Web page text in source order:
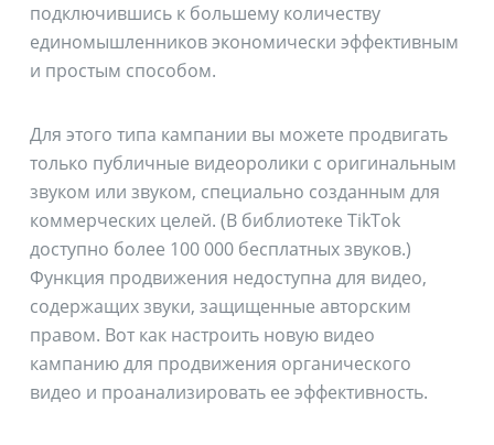
подключившись к большему количеству
единомышленников экономически эффективным
и простым способом.
Для этого типа кампании вы можете продвигать
только публичные видеоролики с оригинальным
звуком или звуком, специально созданным для
коммерческих целей. (В библиотеке TikTok
доступно более 100 000 бесплатных звуков.)
Функция продвижения недоступна для видео,
содержащих звуки, защищенные авторским
правом. Вот как настроить новую видео
кампанию для продвижения органического
видео и проанализировать ее эффективность.